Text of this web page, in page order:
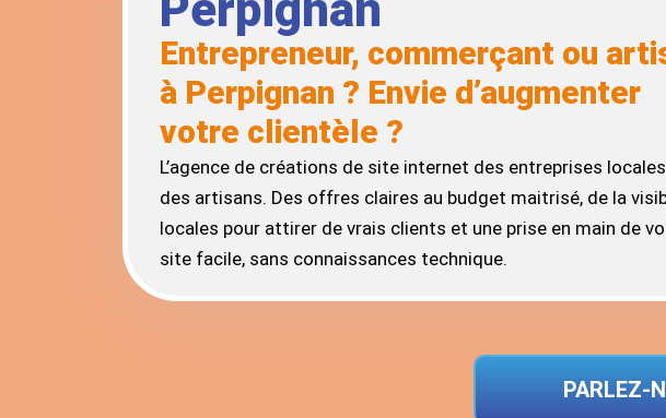
Entrepreneur, commerçant ou
à Perpignan ? Envie d’augmenter
votre clientèle ?
L’agence de créations de site internet des entreprises
des artisans. Des offres claires au budget maitrisé, de la
locales pour attirer de vrais clients et une prise en main de
site facile, sans connaissances technique.
PARLEZ-